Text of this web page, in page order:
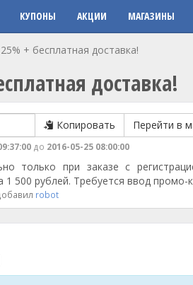
КУПОНЫ АКЦИИ МАГАЗИНЫ
+ бесплатная доставка!
доставка!
Копировать Перейти в
до 2016-05-25 08:00:00
только при заказе с
500 рублей. Требуется ввод промо-
robot